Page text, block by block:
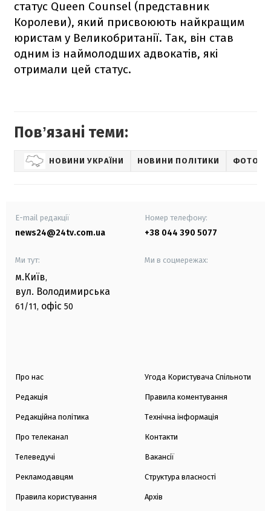
статус Queen Counsel (представник
Королеви), який присвоюють найкращим
юристам у Великобританії. Так, він став
одним із наймолодших адвокатів, які
отримали цей статус.
Повʼязані теми:
НОВИНИ УКРАЇНИ НОВИНИ ПОЛІТИКИ
E-mail редакції
news24@24tv.com.ua
Номер телефону:
+38 044 390 5077
Ми тут:
м.Київ,
вул. Володимирська
61/11, офіс 50
Ми в соцмережах:
Про нас
Редакція
Редакційна політика
Про телеканал
Телеведучі
Рекламодавцям
Правила користування
Угода Користувача Спільноти
Правила коментування
Технічна інформація
Контакти
Вакансії
Структура власності
Архів